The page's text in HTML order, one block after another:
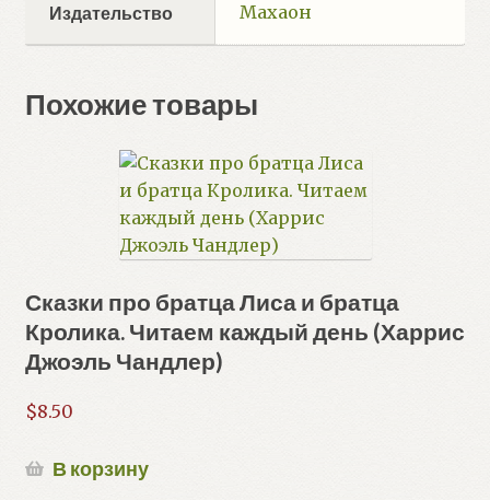
Издательство Махаон
Похожие товары
Сказки про братца Лиса и братца
Кролика. Читаем каждый день (Харрис
Джоэль Чандлер)
$8.50
В корзину